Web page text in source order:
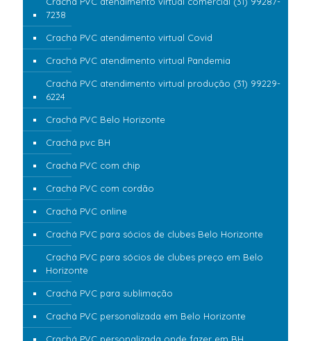
7238
Crachá PVC atendimento virtual Covid
Crachá PVC atendimento virtual Pandemia
Crachá PVC atendimento virtual produção (31) 99229-
6224
Crachá PVC Belo Horizonte
Crachá pvc BH
Crachá PVC com chip
Crachá PVC com cordão
Crachá PVC online
Crachá PVC para sócios de clubes Belo Horizonte
Crachá PVC para sócios de clubes preço em Belo
Horizonte
Crachá PVC para sublimação
Crachá PVC personalizada em Belo Horizonte